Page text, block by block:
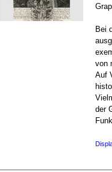
Bei
von
Auf
der